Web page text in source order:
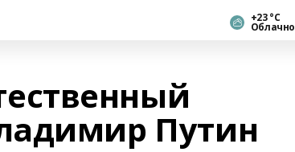
+23 °С
Облачно
Путин